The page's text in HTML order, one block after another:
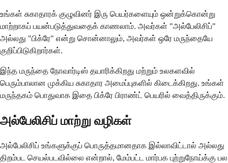
உங்கள் சுகாதாரக் குழுவினர் இரு பெயர்களையும் ஒன்றுக்கொன்று
மாற்றாகப் பயன்படுத்துவதைக் காணலாம். அவர்கள் "அல்பேலிசிப்"
அல்லது "பிக்ரே" என்று சொன்னாலும், அவர்கள் ஒரே மருந்தையே
குறிப்பிடுகிறார்கள்.
இந்த மருந்தை நோவார்டிஸ் தயாரிக்கிறது மற்றும் உலகளவில்
பெரும்பாலான முக்கிய சுகாதார அமைப்புகளில் கிடைக்கிறது. உங்கள்
மருந்தகம் பொதுவாக இதை பிக்ரே பிராண்ட் பெயரில் வைத்திருக்கும்.
அல்பேலிசிப் மாற்று வழிகள்
அல்பேலிசிப் உங்களுக்குப் பொருத்தமானதாக இல்லாவிட்டால் அல்லது
திறம்பட செயல்படவில்லை என்றால், மேம்பட்ட மார்பக புற்றுநோய்க்கு பல